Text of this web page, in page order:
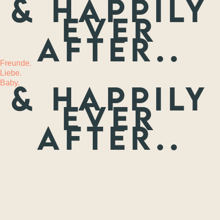
MEHR
& happily
ever
after..
Freunde.
Liebe.
Baby.& happily
ever
after..